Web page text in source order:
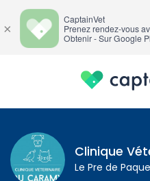
Clinique
Le Pre de
×
CaptainVet
Prenez rendez-vous
Obtenir - Sur Google